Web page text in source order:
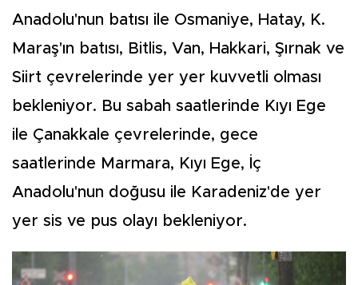
Anadolu'nun batısı ile Osmaniye, Hatay, K.
Maraş'ın batısı, Bitlis, Van, Hakkari, Şırnak ve
Siirt çevrelerinde yer yer kuvvetli olması
bekleniyor. Bu sabah saatlerinde Kıyı Ege
ile Çanakkale çevrelerinde, gece
saatlerinde Marmara, Kıyı Ege, İç
Anadolu'nun doğusu ile Karadeniz'de yer
yer sis ve pus olayı bekleniyor.